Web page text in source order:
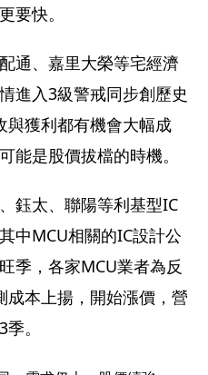
要快。
通、嘉里大榮等宅經濟
進入3級警戒同步創歷史
與獲利都有機會大幅成
能是股價拔檔的時機。
鈺太、聯陽等利基型IC
中MCU相關的IC設計公
季，各家MCU業者為反
成本上揚，開始漲價，營
。